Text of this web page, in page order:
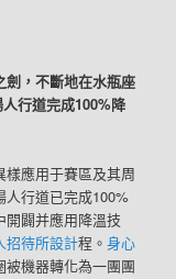
劍，不斷地在水瓶座
行道完成100%降
應用于賽區及其周
行道已完成100%
開闢并應用降溫技
招待所設計程。身心
機器轉化為一團團